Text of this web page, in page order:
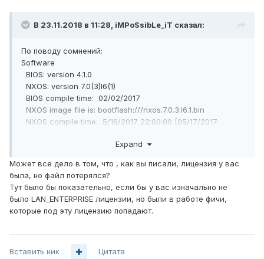
В 23.11.2018 в 11:28, iMPoSsibLe_iT сказал:
По поводу сомнений:
Software
BIOS: version 4.1.0
NXOS: version 7.0(3)I6(1)
BIOS compile time: 02/02/2017
NXOS image file is: bootflash:///nxos.7.0.3.I6.1.bin
NXOS compile time: 5/16/2017 22:00:00 [05/17/2017
cisco Nexus3064 Chassis
Intel(R) Celeron(R) CPU P4505 @ 1.87GHz with
3903112 kB of memory.
Processor Board ID FOC16174PFN
Device name: Core-AVIA
Expand
Может все дело в том, что , как вы писали, лицензия у вас
была, но файл потерялся?
Тут было бы показательно, если бы у вас изначально не
было LAN_ENTERPRISE лицензии, но были в работе фичи,
которые под эту лицензию попадают.
Вставить ник Цитата